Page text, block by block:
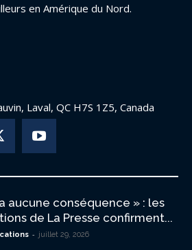
en Amérique du Nord.
Laval, QC H7S 1Z5, Canada
a aucune conséquence » : les
de La Presse confirment...
- juillet 29, 2026